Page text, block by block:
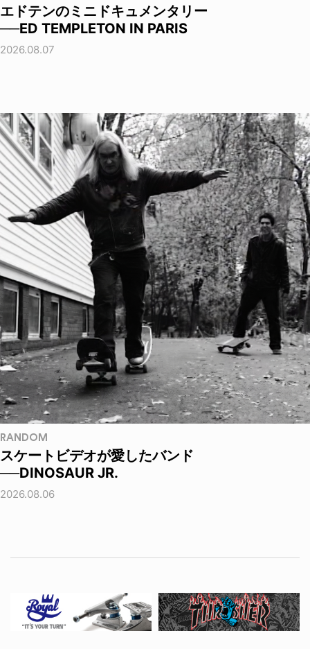
エドテンのミニドキュメンタリー
──ED TEMPLETON IN PARIS
2026.08.07
RANDOM
スケートビデオが愛したバンド
──DINOSAUR JR.
2026.08.06